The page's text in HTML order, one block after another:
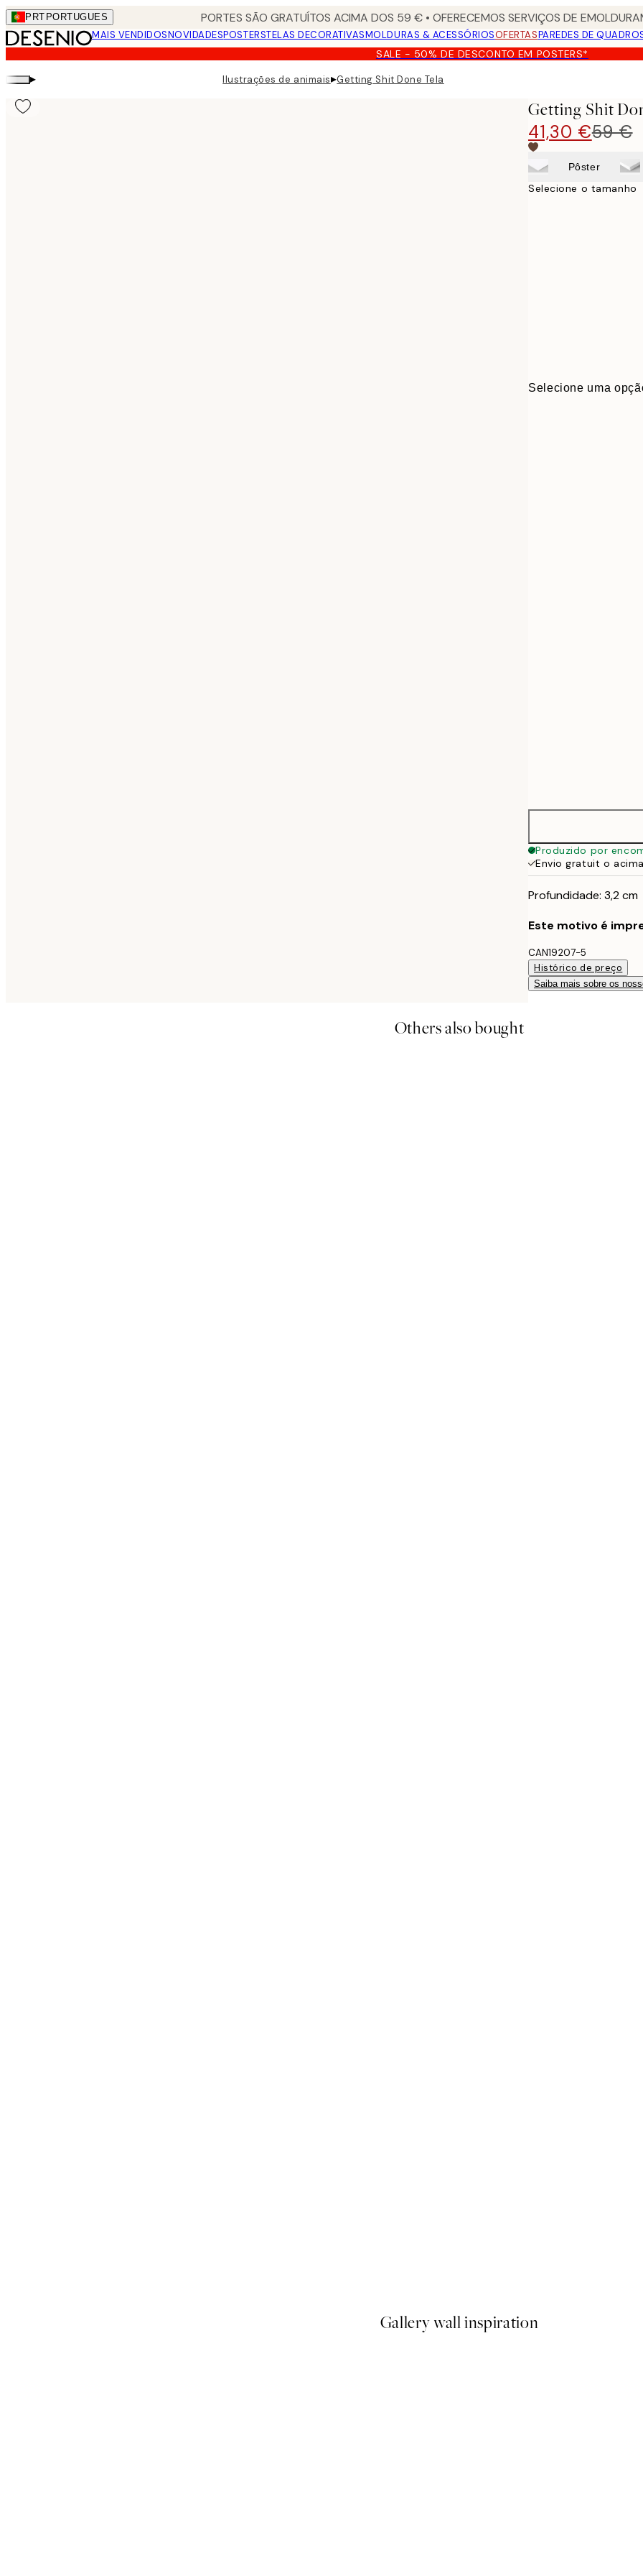
Skip
to
main
content.
PRT PORTUGUES PORTES SÃO GRATUÍTOS ACIMA DOS 59 € • OFERECEMOS SERVIÇOS DE
MAIS VENDIDOSNOVIDADESPOSTERSTELAS DECORATIVASMOLDURAS & ACESSÓRIOSOFERTASPAREDES DE
SALE - 50% DE DESCONTO EM POSTERS*
▸ Ilustrações de animais▸Getting Shit Done Tela
Getting Shit
41,30 €59 €
Pôster
Selecione o tamanho
Selecione uma
Produzido por
Envio gratuit o
Profundidade: 3,2 cm
Este motivo é
CAN19207-5
Histórico de preço
Saiba mais sobre os
Others also bought
Gallery wall inspiration